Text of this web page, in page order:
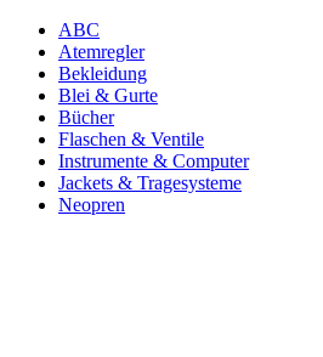
ABC
Atemregler
Bekleidung
Blei & Gurte
Bücher
Flaschen & Ventile
Instrumente & Computer
Jackets & Tragesysteme
Neopren